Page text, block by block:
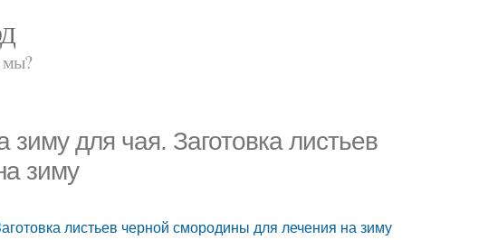
мы?
для чая. Заготовка листьев
зиму
листьев черной смородины для лечения на зиму